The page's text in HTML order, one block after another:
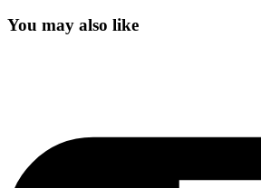
You may also like